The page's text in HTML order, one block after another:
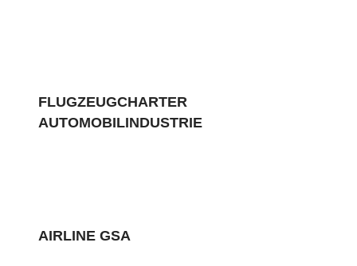
FLUGZEUGCHARTER
AUTOMOBILINDUSTRIE
AIRLINE GSA